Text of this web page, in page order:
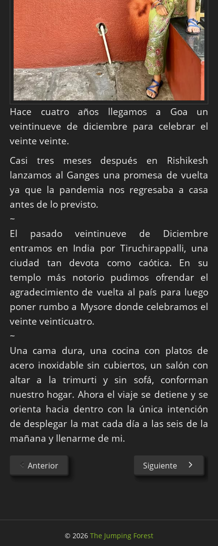
Hace cuatro años llegamos a Goa un
veintinueve de diciembre para celebrar el
veinte veinte.
Casi tres meses después en Rishikesh
lanzamos al Ganges una promesa de vuelta
ya que la pandemia nos regresaba a casa
antes de lo previsto.
~
El pasado veintinueve de Diciembre
entramos en India por Tiruchirappalli, una
ciudad tan devota como caótica. En su
templo más notorio pudimos ofrendar el
agradecimiento de vuelta al país para luego
poner rumbo a Mysore donde celebramos el
veinte veinticuatro.
~
Una cama dura, una cocina con platos de
acero inoxidable sin cubiertos, un salón con
altar a la trimurti y sin sofá, conforman
nuestro hogar. Ahora el viaje se detiene y se
orienta hacia dentro con la única intención
de desplegar la mat cada día a las seis de la
mañana y llenarme de mi.
Anterior Siguiente
© 2026 The Jumping Forest